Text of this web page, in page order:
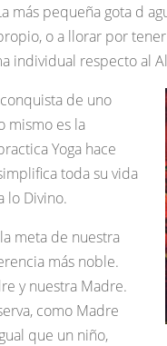
más pequeña gota d
o a llorar por
individual respecto al
conquista de uno
mismo es la
Yoga hace
toda su vida
lo Divino.
meta de nuestra
más noble.
y nuestra Madre.
como Madre
que un niño,